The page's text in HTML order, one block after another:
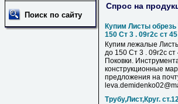
Поиск по сайту
Спрос на
Купим Листы
150 Ст 3 . 09г2с ст 45
Купим лежалые
до 150 Ст 3 . 09г2с
Поковки.
конструкционные
предложения на
Трубу,Лист,Круг.